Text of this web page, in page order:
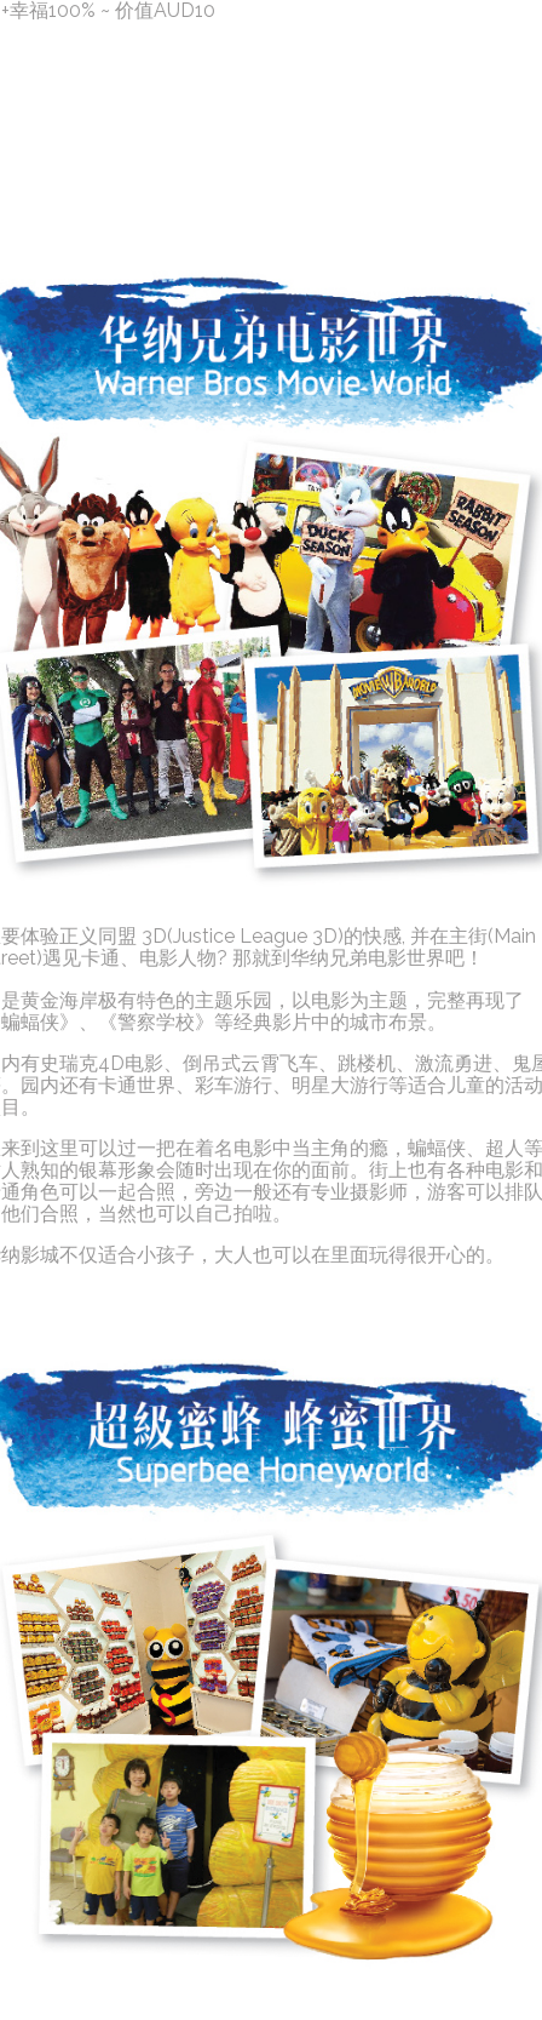
幸福100% ~ 价值AUD10
体验正义同盟 3D(Justice League 3D)的快感, 并在主街(Main
遇见卡通、电影人物? 那就到华纳兄弟电影世界吧！
黄金海岸极有特色的主题乐园，以电影为主题，完整再现了
蝠侠》、《警察学校》等经典影片中的城市布景。
有史瑞克4D电影、倒吊式云霄飞车、跳楼机、激流勇进、鬼
园内还有卡通世界、彩车游行、明星大游行等适合儿童的活动
。
到这里可以过一把在着名电影中当主角的瘾，蝙蝠侠、超人等
熟知的银幕形象会随时出现在你的面前。街上也有各种电影和
角色可以一起合照，旁边一般还有专业摄影师，游客可以排队
们合照，当然也可以自己拍啦。
影城不仅适合小孩子，大人也可以在里面玩得很开心的。